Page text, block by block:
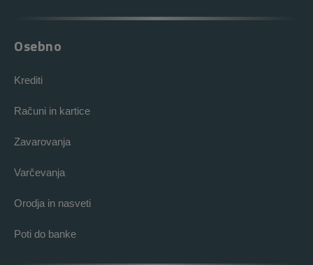
Osebno
Krediti
Računi in kartice
Zavarovanja
Varčevanja
Orodja in nasveti
Poti do banke